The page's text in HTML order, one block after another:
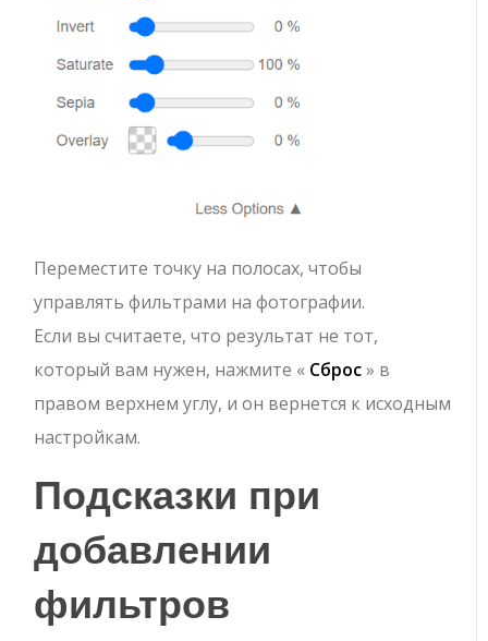
Переместите точку на полосах, чтобы
управлять фильтрами на фотографии.
Если вы считаете, что результат не тот,
который вам нужен, нажмите « Сброс» в
правом верхнем углу, и он вернется к исходным
настройкам.
Подсказки при
добавлении
фильтров